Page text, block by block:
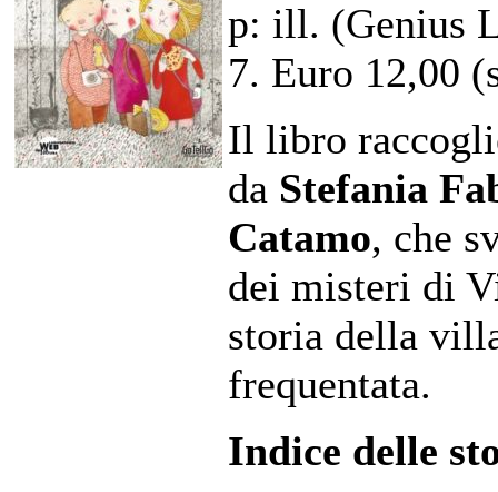
p: ill. (Genius
7. Euro 12,00
Il libro
da Stefania
Catamo, che
dei misteri di
storia della
frequentata.
Indice delle